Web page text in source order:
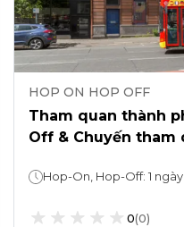
HOP ON HOP OFF
Tham quan thành
Off & Chuyến
0(0)